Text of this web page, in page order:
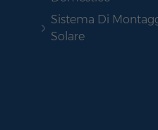
Sistema Di
Solare